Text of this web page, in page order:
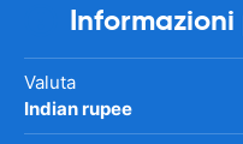
Valuta
Indian rupee